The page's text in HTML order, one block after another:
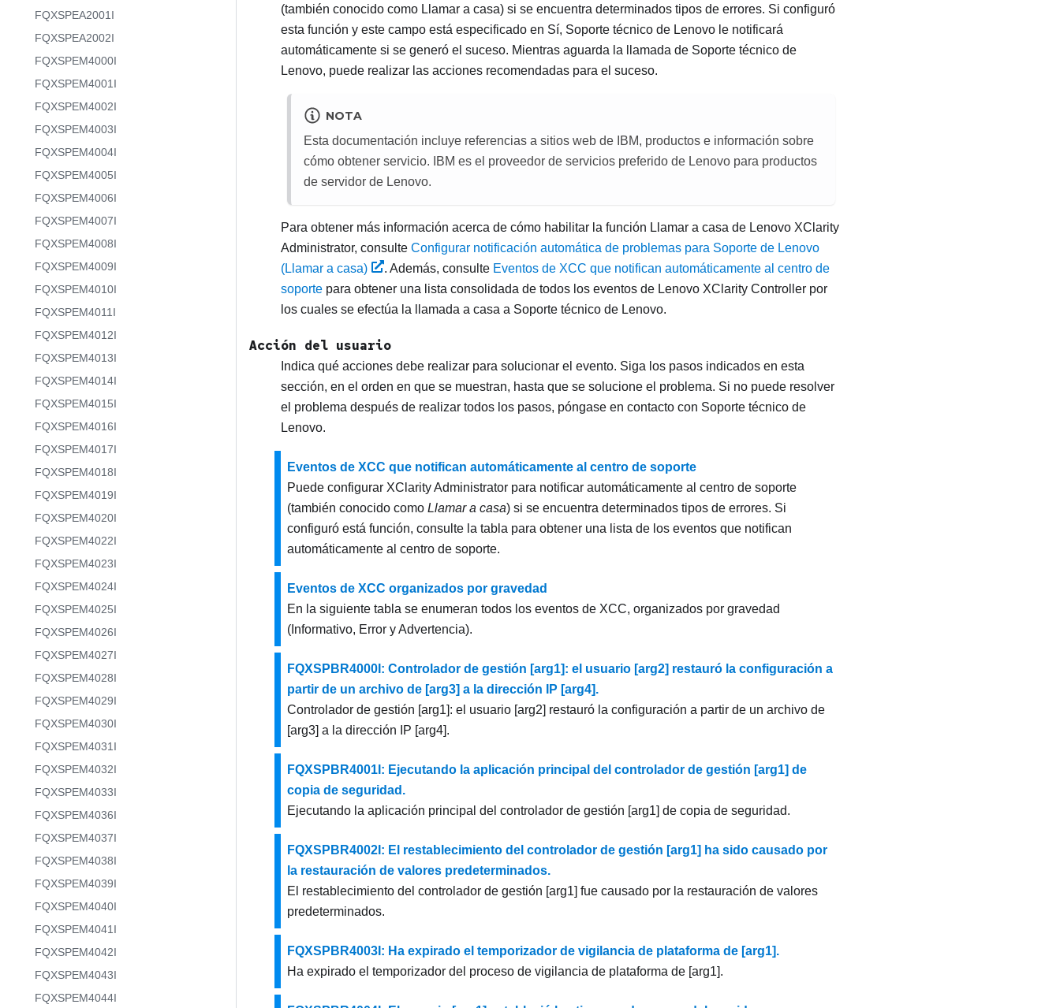
FQXSPEA2001I
FQXSPEA2002I
FQXSPEM4000I
FQXSPEM4001I
FQXSPEM4002I
FQXSPEM4003I
FQXSPEM4004I
FQXSPEM4005I
FQXSPEM4006I
FQXSPEM4007I
FQXSPEM4008I
FQXSPEM4009I
FQXSPEM4010I
FQXSPEM4011I
FQXSPEM4012I
FQXSPEM4013I
FQXSPEM4014I
FQXSPEM4015I
FQXSPEM4016I
FQXSPEM4017I
FQXSPEM4018I
FQXSPEM4019I
FQXSPEM4020I
FQXSPEM4022I
FQXSPEM4023I
FQXSPEM4024I
FQXSPEM4025I
FQXSPEM4026I
FQXSPEM4027I
FQXSPEM4028I
FQXSPEM4029I
FQXSPEM4030I
FQXSPEM4031I
FQXSPEM4032I
FQXSPEM4033I
FQXSPEM4036I
FQXSPEM4037I
FQXSPEM4038I
FQXSPEM4039I
FQXSPEM4040I
FQXSPEM4041I
FQXSPEM4042I
FQXSPEM4043I
FQXSPEM4044I
(también conocido como Llamar a casa) si se encuentra determinados tipos de errores. Si configuró
esta función y este campo está especificado en Sí, Soporte técnico de Lenovo le notificará
automáticamente si se generó el suceso. Mientras aguarda la llamada de Soporte técnico de
Lenovo, puede realizar las acciones recomendadas para el suceso.
NOTA
Esta documentación incluye referencias a sitios web de IBM, productos e información sobre
cómo obtener servicio. IBM es el proveedor de servicios preferido de Lenovo para productos
de servidor de Lenovo.
Para obtener más información acerca de cómo habilitar la función Llamar a casa de Lenovo XClarity
Administrator, consulte Configurar notificación automática de problemas para Soporte de Lenovo
(Llamar a casa)
. Además, consulte Eventos de XCC que notifican automáticamente al centro de
soporte para obtener una lista consolidada de todos los eventos de Lenovo XClarity Controller por
los cuales se efectúa la llamada a casa a Soporte técnico de Lenovo.
Acción del usuario
Indica qué acciones debe realizar para solucionar el evento. Siga los pasos indicados en esta
sección, en el orden en que se muestran, hasta que se solucione el problema. Si no puede resolver
el problema después de realizar todos los pasos, póngase en contacto con Soporte técnico de
Lenovo.
Eventos de XCC que notifican automáticamente al centro de soporte
Puede configurar XClarity Administrator para notificar automáticamente al centro de soporte
(también conocido como Llamar a casa) si se encuentra determinados tipos de errores. Si
configuró está función, consulte la tabla para obtener una lista de los eventos que notifican
automáticamente al centro de soporte.
Eventos de XCC organizados por gravedad
En la siguiente tabla se enumeran todos los eventos de XCC, organizados por gravedad
(Informativo, Error y Advertencia).
FQXSPBR4000I: Controlador de gestión [arg1]: el usuario [arg2] restauró la configuración a
partir de un archivo de [arg3] a la dirección IP [arg4].
Controlador de gestión [arg1]: el usuario [arg2] restauró la configuración a partir de un archivo de
[arg3] a la dirección IP [arg4].
FQXSPBR4001I: Ejecutando la aplicación principal del controlador de gestión [arg1] de
copia de seguridad.
Ejecutando la aplicación principal del controlador de gestión [arg1] de copia de seguridad.
FQXSPBR4002I: El restablecimiento del controlador de gestión [arg1] ha sido causado por
la restauración de valores predeterminados.
El restablecimiento del controlador de gestión [arg1] fue causado por la restauración de valores
predeterminados.
FQXSPBR4003I: Ha expirado el temporizador de vigilancia de plataforma de [arg1].
Ha expirado el temporizador del proceso de vigilancia de plataforma de [arg1].